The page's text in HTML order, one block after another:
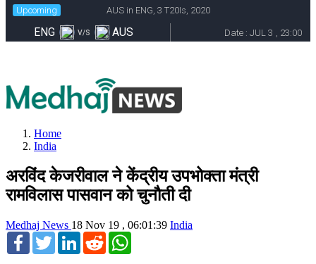
Home
India
अरविंद केजरीवाल ने केंद्रीय उपभोक्ता मंत्री
रामविलास पासवान को चुनौती दी
Medhaj News 18 Nov 19 , 06:01:39 India
FacebookTwitterLinkedInReddit